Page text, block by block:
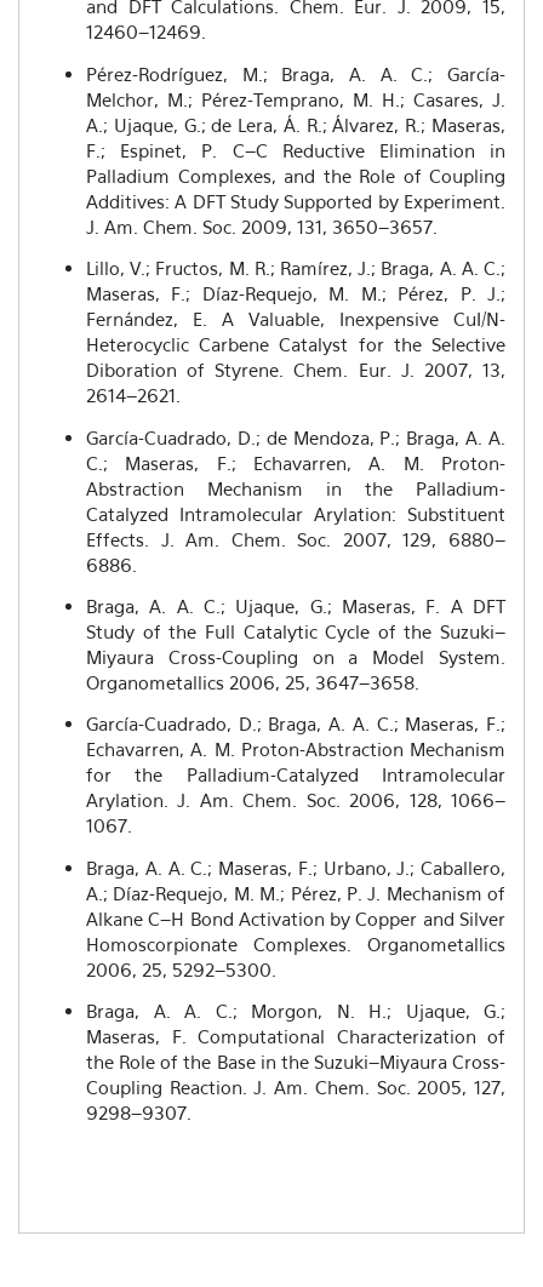
and DFT Calculations. Chem. Eur. J. 2009, 15,
12460–12469.
Pérez-Rodríguez, M.; Braga, A. A. C.; García-
Melchor, M.; Pérez-Temprano, M. H.; Casares, J.
A.; Ujaque, G.; de Lera, Á. R.; Álvarez, R.; Maseras,
F.; Espinet, P. C–C Reductive Elimination in
Palladium Complexes, and the Role of Coupling
Additives: A DFT Study Supported by Experiment.
J. Am. Chem. Soc. 2009, 131, 3650–3657.
Lillo, V.; Fructos, M. R.; Ramírez, J.; Braga, A. A. C.;
Maseras, F.; Díaz-Requejo, M. M.; Pérez, P. J.;
Fernández, E. A Valuable, Inexpensive CuI/N-
Heterocyclic Carbene Catalyst for the Selective
Diboration of Styrene. Chem. Eur. J. 2007, 13,
2614–2621.
García-Cuadrado, D.; de Mendoza, P.; Braga, A. A.
C.; Maseras, F.; Echavarren, A. M. Proton-
Abstraction Mechanism in the Palladium-
Catalyzed Intramolecular Arylation: Substituent
Effects. J. Am. Chem. Soc. 2007, 129, 6880–
6886.
Braga, A. A. C.; Ujaque, G.; Maseras, F. A DFT
Study of the Full Catalytic Cycle of the Suzuki–
Miyaura Cross-Coupling on a Model System.
Organometallics 2006, 25, 3647–3658.
García-Cuadrado, D.; Braga, A. A. C.; Maseras, F.;
Echavarren, A. M. Proton-Abstraction Mechanism
for the Palladium-Catalyzed Intramolecular
Arylation. J. Am. Chem. Soc. 2006, 128, 1066–
1067.
Braga, A. A. C.; Maseras, F.; Urbano, J.; Caballero,
A.; Díaz-Requejo, M. M.; Pérez, P. J. Mechanism of
Alkane C–H Bond Activation by Copper and Silver
Homoscorpionate Complexes. Organometallics
2006, 25, 5292–5300.
Braga, A. A. C.; Morgon, N. H.; Ujaque, G.;
Maseras, F. Computational Characterization of
the Role of the Base in the Suzuki–Miyaura Cross-
Coupling Reaction. J. Am. Chem. Soc. 2005, 127,
9298–9307.